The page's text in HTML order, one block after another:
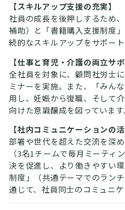
【スキルアップ支援の充実】
社員の成長を後押しするため
補助）と「書籍購入支援制度
続的なスキルアップをサポート
【仕事と育児・介護の両立サポ
全社員を対象に、顧問社労士
ミナーを実施。また、「みん
用し、妊娠から復職、そして
向けた意識醸成を図っています
【社内コミュニケーションの活
部署や世代を超えた交流を深
（3名1チームで毎月ミーティ
決を促進し、より働きやすい
制度」（共通テーマでのラン
通じて、社員同士のコミュニ